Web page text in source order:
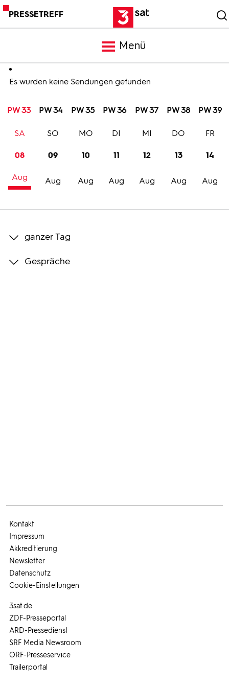
PRESSETREFF
Menü
Meldungen
Programm
Trailer
Bilder
Es wurden keine Sendungen gefunden
PW 33 PW 34 PW 35 PW 36 PW 37 PW 38 PW 39
08
Aug
SA
09
Aug
SO
10
Aug
MO
11
Aug
DI
12
Aug
MI
13
Aug
DO
14
Aug
FR
ganzer Tag
Gespräche
3sat.de
ZDF-Presseportal
ARD-Pressedienst
SRF Media Newsroom
ORF-Presseservice
Trailerportal
Kontakt
Impressum
Akkreditierung
Newsletter
Datenschutz
Cookie-Einstellungen